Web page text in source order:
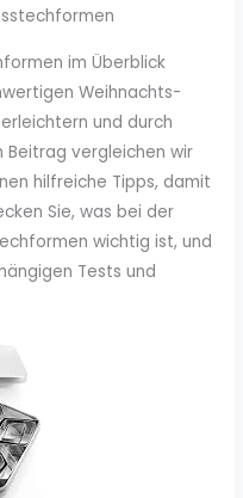
im Überblick
Weihnachts-
und durch
Beitrag vergleichen wir
hilfreiche Tipps, damit
Sie, was bei der
wichtig ist, und
Tests und